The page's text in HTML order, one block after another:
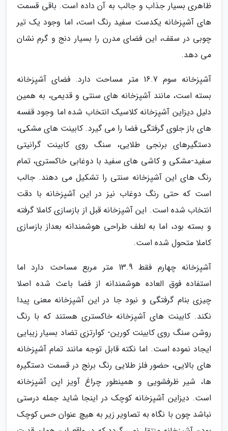
ظاهری بسیار جذاب و جالب به آن داده است. باقی قسمت
های آشپزخانه یکدست سفید رنگ است، اما وجود یک تیر
چوبی در سقف، این فضای مدرن را بسیار دنج و گرم نشان
می دهد.
آشپزخانه سوم 16.7 متر مساحت دارد. فضای آشپزخانه
بسته است، مانند آشپزخانه های سنتی و قدیمی، به همین
دلیل دیزاین آشپزخانه کلاسیک انتخاب شده اما وجود قفسه
های باز جلوی گرفتگی فضا را می گیرد. کابینت های مشکی،
دستگیرهای برنجی طلایی، سنگ روی کابینت گرانیتی
سفید-مشکی و کاشی های سفید با دوغابی خاکستری، تمام
رنگ های این آشپزخانه سنتی را تشکیل می دهند. جالب
است که حتی رنگ دوغاب نیز در این آشپزخانه با دقت
انتخاب شده است. این آشپزخانه قبل از بازسازی کاملا گرفته
و بسته بود، اما به لطف طراحی هوشمندانه بعداز بازسازی
کاملا متحول شده است.
آشپزخانه چهارم فقط 13.9 متر مربع مساحت دارد اما
استفاده فوق العاده هوشمندانه از فضا باعث شده اصلا
چیزی بنام گرفتگی و نبود جا در این آشپزخانه معنی پیدا
نکند. کابینت های آشپزخانه خاکستری هستند که با رنگ
روشن سنگ روی کابینت کورین- کوارتزی تضاد بسیار زیبایی
ایجاد نموده است. اما نکته قابل توجه مانند تمام آشپزخانه
های بالایی، حضور فلز طلایی رنگ برنج در قسمت دستگیره
ها، شیر ظرفشویی و همینطور چراغ آویز اپن آشپزخانه
است. دیزاین آشپزخانه کوچک در اینجا شاید جمله درستی
نباشد چون با نگاه به تصاویر زیر به هیچ عنوان حس کوچک